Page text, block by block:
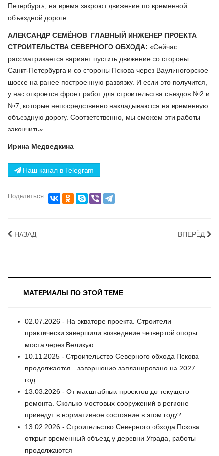
Петербурга, на время закроют движение по временной
объездной дороге.
АЛЕКСАНДР СЕМЁНОВ, ГЛАВНЫЙ ИНЖЕНЕР ПРОЕКТА
СТРОИТЕЛЬСТВА СЕВЕРНОГО ОБХОДА: «Сейчас
рассматривается вариант пустить движение со стороны
Санкт-Петербурга и со стороны Пскова через Ваулиногорское
шоссе на ранее построенную развязку. И если это получится,
у нас откроется фронт работ для строительства съездов №2 и
№7, которые непосредственно накладываются на временную
объездную дорогу. Соответственно, мы сможем эти работы
закончить».
Ирина Медведкина
Наш канал в Telegram
Поделиться
НАЗАД ВПЕРЁД
МАТЕРИАЛЫ ПО ЭТОЙ ТЕМЕ
02.07.2026 - На экваторе проекта. Строители
практически завершили возведение четвертой опоры
моста через Великую
10.11.2025 - Строительство Северного обхода Пскова
продолжается - завершение запланировано на 2027
год
13.03.2026 - От масштабных проектов до текущего
ремонта. Сколько мостовых сооружений в регионе
приведут в нормативное состояние в этом году?
13.02.2026 - Строительство Северного обхода Пскова:
открыт временный объезд у деревни Уграда, работы
продолжаются